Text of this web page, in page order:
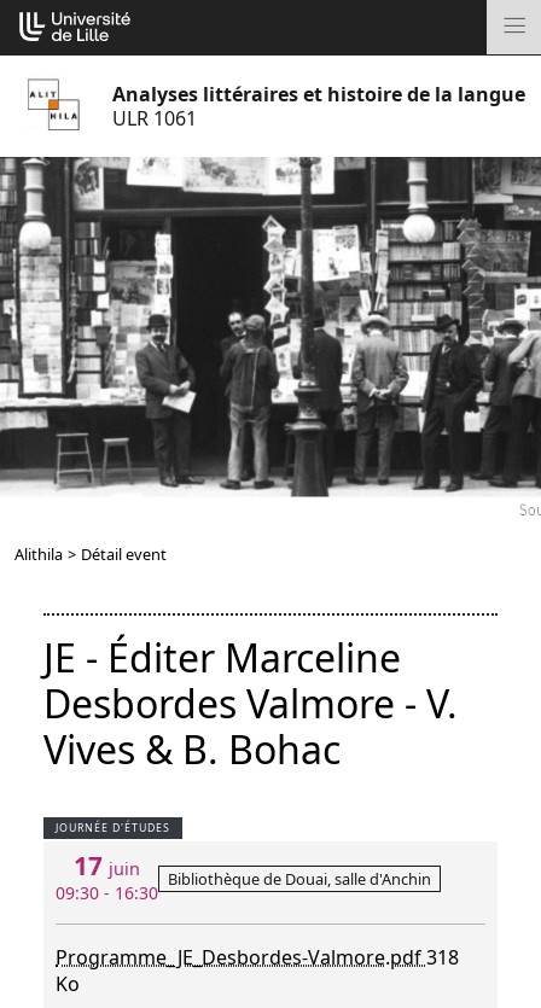
Aller
au
Analyses littéraires et histoire de la langue
ULR 1061
Alithila > Détail event
JE - Éditer Marceline
Desbordes Valmore - V.
Vives & B. Bohac
JOURNÉE D'ÉTUDES
17 juin
09:30 - 16:30
Bibliothèque de Douai, salle d'Anchin
Programme_JE_Desbordes-Valmore.pdf318
Ko
Cookies management panel